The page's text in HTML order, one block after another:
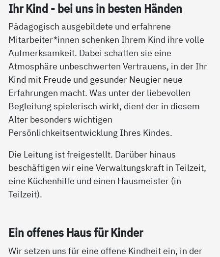
Ihr Kind - bei uns in bes­ten Hän­den
Pädagogisch ausgebildete und erfahrene
Mitarbeiter*innen schenken Ihrem Kind ihre volle
Aufmerksamkeit. Dabei schaffen sie eine
Atmosphäre unbeschwerten Vertrauens, in der Ihr
Kind mit Freude und gesunder Neugier neue
Erfahrungen macht. Was unter der liebevollen
Begleitung spielerisch wirkt, dient der in diesem
Alter besonders wichtigen
Persönlichkeitsentwicklung Ihres Kindes.
Die Leitung ist freigestellt. Darüber hinaus
beschäftigen wir eine Verwaltungskraft in Teilzeit,
eine Küchenhilfe und einen Hausmeister (in
Teilzeit).
Ein of­fe­nes Haus für Kin­der
Wir setzen uns für eine offene Kindheit ein, in der